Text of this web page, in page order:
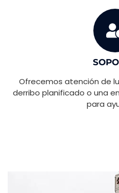
Ofrecemos atención de
derribo planificado o una
para